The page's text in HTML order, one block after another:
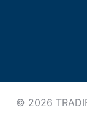
© 2026